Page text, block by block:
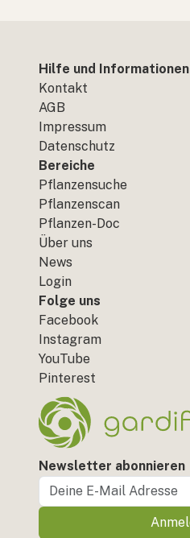
Hilfe und Informationen
Kontakt
AGB
Impressum
Datenschutz
Bereiche
Pflanzensuche
Pflanzenscan
Pflanzen-Doc
Über uns
News
Login
Folge uns
Facebook
Instagram
YouTube
Pinterest
Newsletter abonnieren